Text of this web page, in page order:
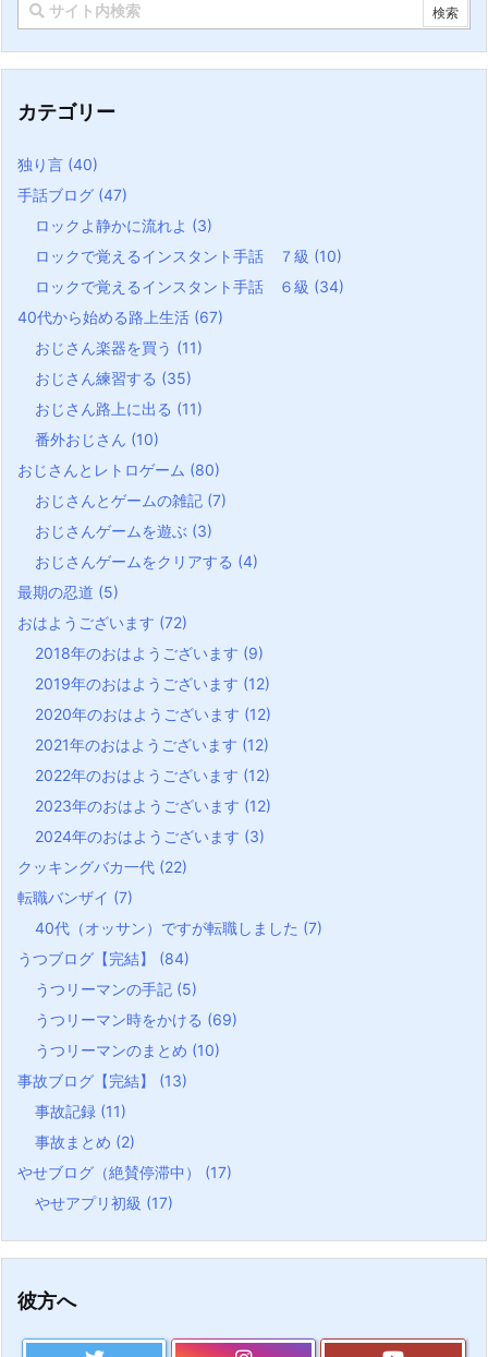
カテゴリー
独り言 (40)
手話ブログ (47)
ロックよ静かに流れよ (3)
ロックで覚えるインスタント手話 ７級 (10)
ロックで覚えるインスタント手話 ６級 (34)
40代から始める路上生活 (67)
おじさん楽器を買う (11)
おじさん練習する (35)
おじさん路上に出る (11)
番外おじさん (10)
おじさんとレトロゲーム (80)
おじさんとゲームの雑記 (7)
おじさんゲームを遊ぶ (3)
おじさんゲームをクリアする (4)
最期の忍道 (5)
おはようございます (72)
2018年のおはようございます (9)
2019年のおはようございます (12)
2020年のおはようございます (12)
2021年のおはようございます (12)
2022年のおはようございます (12)
2023年のおはようございます (12)
2024年のおはようございます (3)
クッキングバカ一代 (22)
転職バンザイ (7)
40代（オッサン）ですが転職しました (7)
うつブログ【完結】 (84)
うつリーマンの手記 (5)
うつリーマン時をかける (69)
うつリーマンのまとめ (10)
事故ブログ【完結】 (13)
事故記録 (11)
事故まとめ (2)
やせブログ（絶賛停滞中） (17)
やせアプリ初級 (17)
彼方へ